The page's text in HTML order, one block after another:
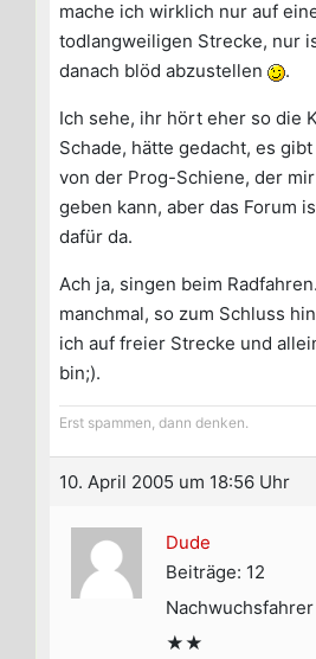
mache ich wirklich nur auf
todlangweiligen Strecke, nur
danach blöd abzustellen
.
Ich sehe, ihr hört eher so die
Schade, hätte gedacht, es
von der Prog-Schiene, der
geben kann, aber das Forum
dafür da.
Ach ja, singen beim
manchmal, so zum Schluss
ich auf freier Strecke und
bin;).
Erst spammen, dann denken.
10. April 2005 um 18:56 Uhr
Dude
Beiträge: 12
Nachwuchsfahrer
★★